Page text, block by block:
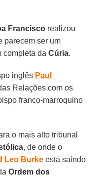
Francisco realizou
parecem ser um
completa daCúria.
inglês Paul
Relações com os
franco-marroquino
o mais alto tribunal
, de onde o
Leo Burke está saindo
Ordem dos